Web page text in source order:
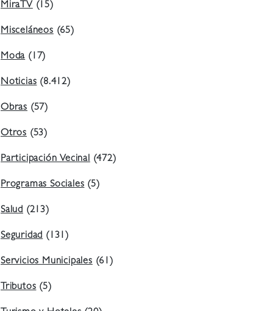
MiraTV(15)
Misceláneos(65)
Moda(17)
Noticias(8.412)
Obras (57)
Otros (53)
Participación Vecinal(472)
Programas Sociales(5)
Salud (213)
Seguridad(131)
Servicios Municipales(61)
Tributos(5)